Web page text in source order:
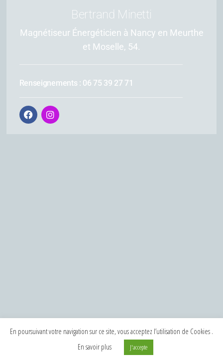
Bertrand Minetti
Magnétiseur Énergéticien à Nancy en Meurthe
et Moselle, 54.
Renseignements : 06 75 39 27 71
©2024 Tous droits réservés àBertrand Minetti
En poursuivant votre navigation sur ce site, vous acceptez l’utilisation de Cookies .
En savoir plus
J'accepte